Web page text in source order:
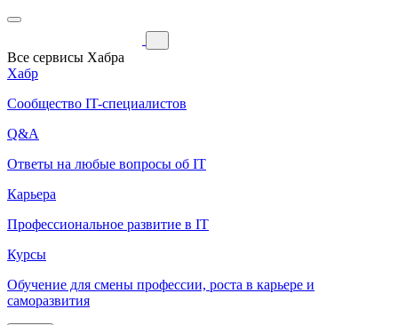
Все сервисы Хабра
Хабр
Сообщество IT-специалистов
Q&A
Ответы на любые вопросы об IT
Карьера
Профессиональное развитие в IT
Курсы
Обучение для смены профессии, роста в карьере и
саморазвития